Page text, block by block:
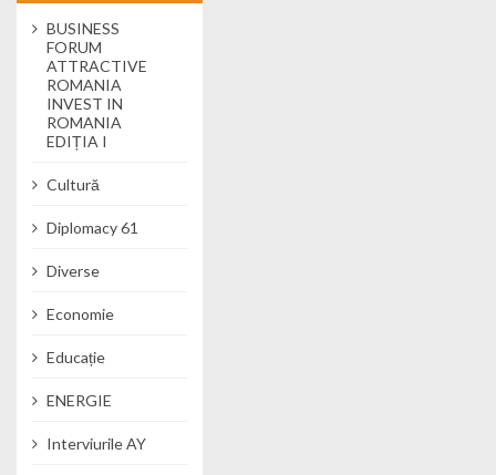
BUSINESS
FORUM
ATTRACTIVE
ROMANIA
INVEST IN
ROMANIA
EDIȚIA I
Cultură
Diplomacy 61
Diverse
Economie
Educație
ENERGIE
Interviurile AY